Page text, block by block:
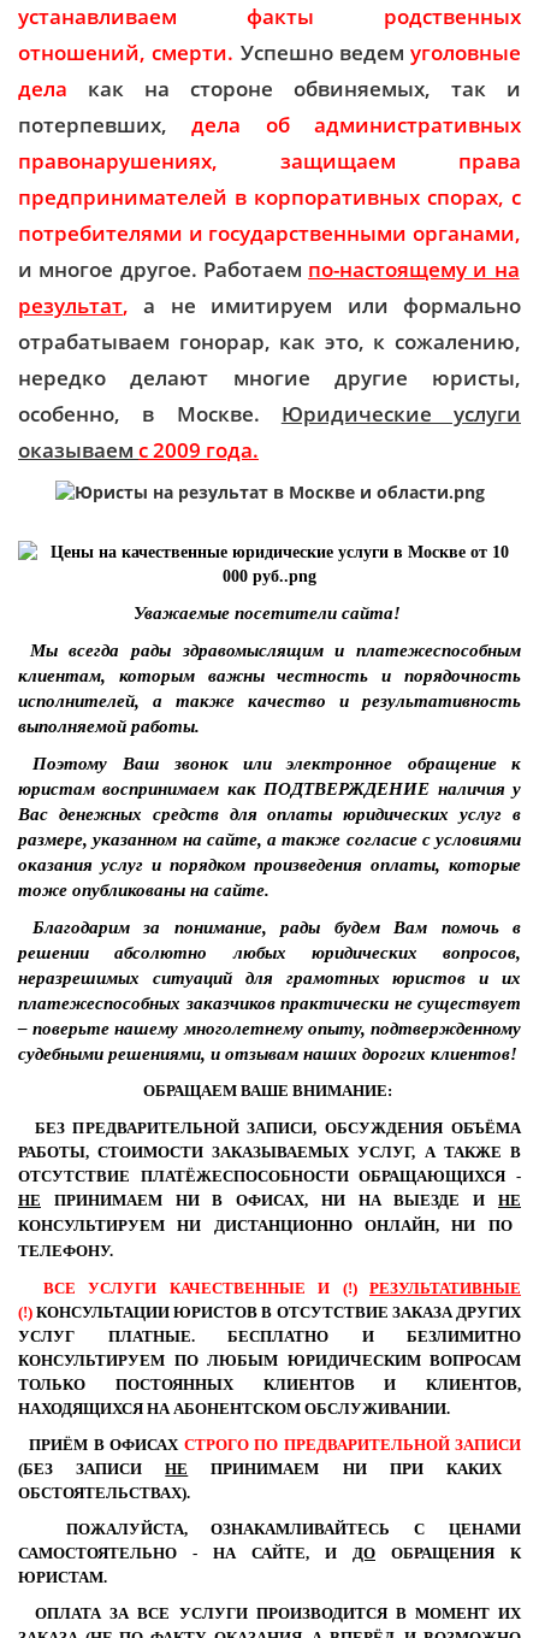
устанавливаем факты родственных
отношений, смерти. Успешно ведем уголовные
дела как на стороне обвиняемых, так и
потерпевших,дела об административных
правонарушениях, защищаем права
предпринимателей в корпоративных спорах, с
потребителями и государственными органами,
и многое другое. Работаем по-настоящему и на
результат, а не имитируем или формально
отрабатываем гонорар, как это, к сожалению,
нередко делают многие другие юристы,
особенно, в Москве. Юридические услуги
оказываем с2009 года.
Уважаемые посетители сайта!
Мы всегда рады здравомыслящим и платежеспособным
клиентам, которым важны честность и порядочность
исполнителей, а также качество и результативность
выполняемой работы.
Поэтому Ваш звонок или электронное обращение к
юристам воспринимаем как ПОДТВЕРЖДЕНИЕ наличия у
Вас денежных средств для оплаты юридических услуг в
размере, указанном на сайте, а также согласие с условиями
оказания услуг и порядком произведения оплаты, которые
тоже опубликованы на сайте.
Благодарим за понимание, рады будем Вам помочь в
решении абсолютно любых юридических вопросов,
неразрешимых ситуаций для грамотных юристов и их
платежеспособных заказчиков практически не существует
– поверьте нашему многолетнему опыту, подтвержденному
судебными решениями, и отзывам наших дорогих клиентов!
ОБРАЩАЕМ ВАШЕ ВНИМАНИЕ:
БЕЗ ПРЕДВАРИТЕЛЬНОЙ ЗАПИСИ, ОБСУЖДЕНИЯ ОБЪЁМА
РАБОТЫ, СТОИМОСТИ ЗАКАЗЫВАЕМЫХ УСЛУГ, А ТАКЖЕ В
ОТСУТСТВИЕ ПЛАТЁЖЕСПОСОБНОСТИ ОБРАЩАЮЩИХСЯ -
НЕ ПРИНИМАЕМ НИ В ОФИСАХ, НИ НА ВЫЕЗДЕ И НЕ
КОНСУЛЬТИРУЕМ НИ ДИСТАНЦИОННО ОНЛАЙН, НИ ПО
ТЕЛЕФОНУ.
ВСЕ УСЛУГИ КАЧЕСТВЕННЫЕ И (!)РЕЗУЛЬТАТИВНЫЕ
(!) КОНСУЛЬТАЦИИ ЮРИСТОВ В ОТСУТСТВИЕ ЗАКАЗА ДРУГИХ
УСЛУГ ПЛАТНЫЕ. БЕСПЛАТНО И БЕЗЛИМИТНО
КОНСУЛЬТИРУЕМ ПО ЛЮБЫМ ЮРИДИЧЕСКИМ ВОПРОСАМ
ТОЛЬКО ПОСТОЯННЫХ КЛИЕНТОВ И КЛИЕНТОВ,
НАХОДЯЩИХСЯ НА АБОНЕНТСКОМ ОБСЛУЖИВАНИИ.
ПРИЁМ В ОФИСАХ СТРОГО ПО ПРЕДВАРИТЕЛЬНОЙ ЗАПИСИ
(БЕЗ ЗАПИСИНЕ ПРИНИМАЕМ НИ ПРИ КАКИХ
ОБСТОЯТЕЛЬСТВАХ).
ПОЖАЛУЙСТА, ОЗНАКАМЛИВАЙТЕСЬ С ЦЕНАМИ
САМОСТОЯТЕЛЬНО - НА САЙТЕ, И ДО ОБРАЩЕНИЯ К
ЮРИСТАМ.
ОПЛАТА ЗА ВСЕ УСЛУГИ ПРОИЗВОДИТСЯ В МОМЕНТ ИХ